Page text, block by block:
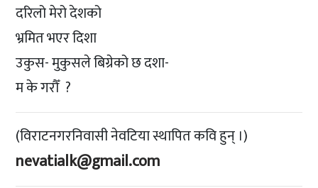
दरिलो मेरो देशको
भ्रमित भएर दिशा
उकुस- मुकुसले बिग्रेको छ दशा-
म के गरौँ ?
(विराटनगरनिवासी नेवटिया स्थापित कवि हुन् ।)
nevatialk@gmail.com